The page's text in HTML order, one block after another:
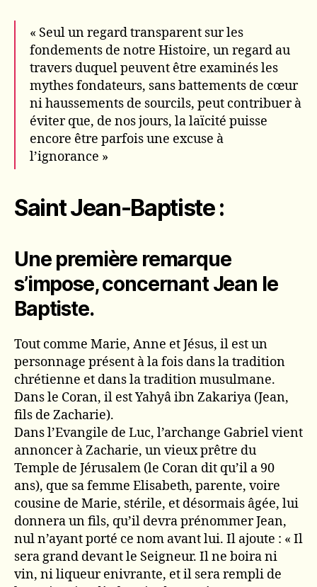
« Seul un regard transparent sur les
fondements de notre Histoire, un regard au
travers duquel peuvent être examinés les
mythes fondateurs, sans battements de cœur
ni haussements de sourcils, peut contribuer à
éviter que, de nos jours, la laïcité puisse
encore être parfois une excuse à
l’ignorance »
Saint Jean-Baptiste :
Une première remarque
s’impose, concernant Jean le
Baptiste.
Tout comme Marie, Anne et Jésus, il est un
personnage présent à la fois dans la tradition
chrétienne et dans la tradition musulmane.
Dans le Coran, il est Yahyâ ibn Zakariya (Jean,
fils de Zacharie).
Dans l’Evangile de Luc, l’archange Gabriel vient
annoncer à Zacharie, un vieux prêtre du
Temple de Jérusalem (le Coran dit qu’il a 90
ans), que sa femme Elisabeth, parente, voire
cousine de Marie, stérile, et désormais âgée, lui
donnera un fils, qu’il devra prénommer Jean,
nul n’ayant porté ce nom avant lui. Il ajoute : « Il
sera grand devant le Seigneur. Il ne boira ni
vin, ni liqueur enivrante, et il sera rempli de